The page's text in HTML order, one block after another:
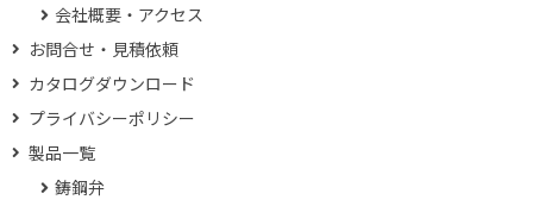
会社概要・アクセス
お問合せ・見積依頼
カタログダウンロード
プライバシーポリシー
製品一覧
鋳鋼弁